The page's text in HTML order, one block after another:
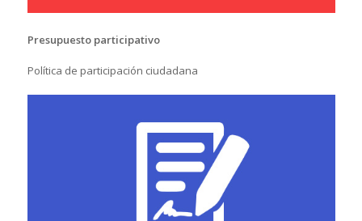
Presupuesto participativo
Política de participación ciudadana